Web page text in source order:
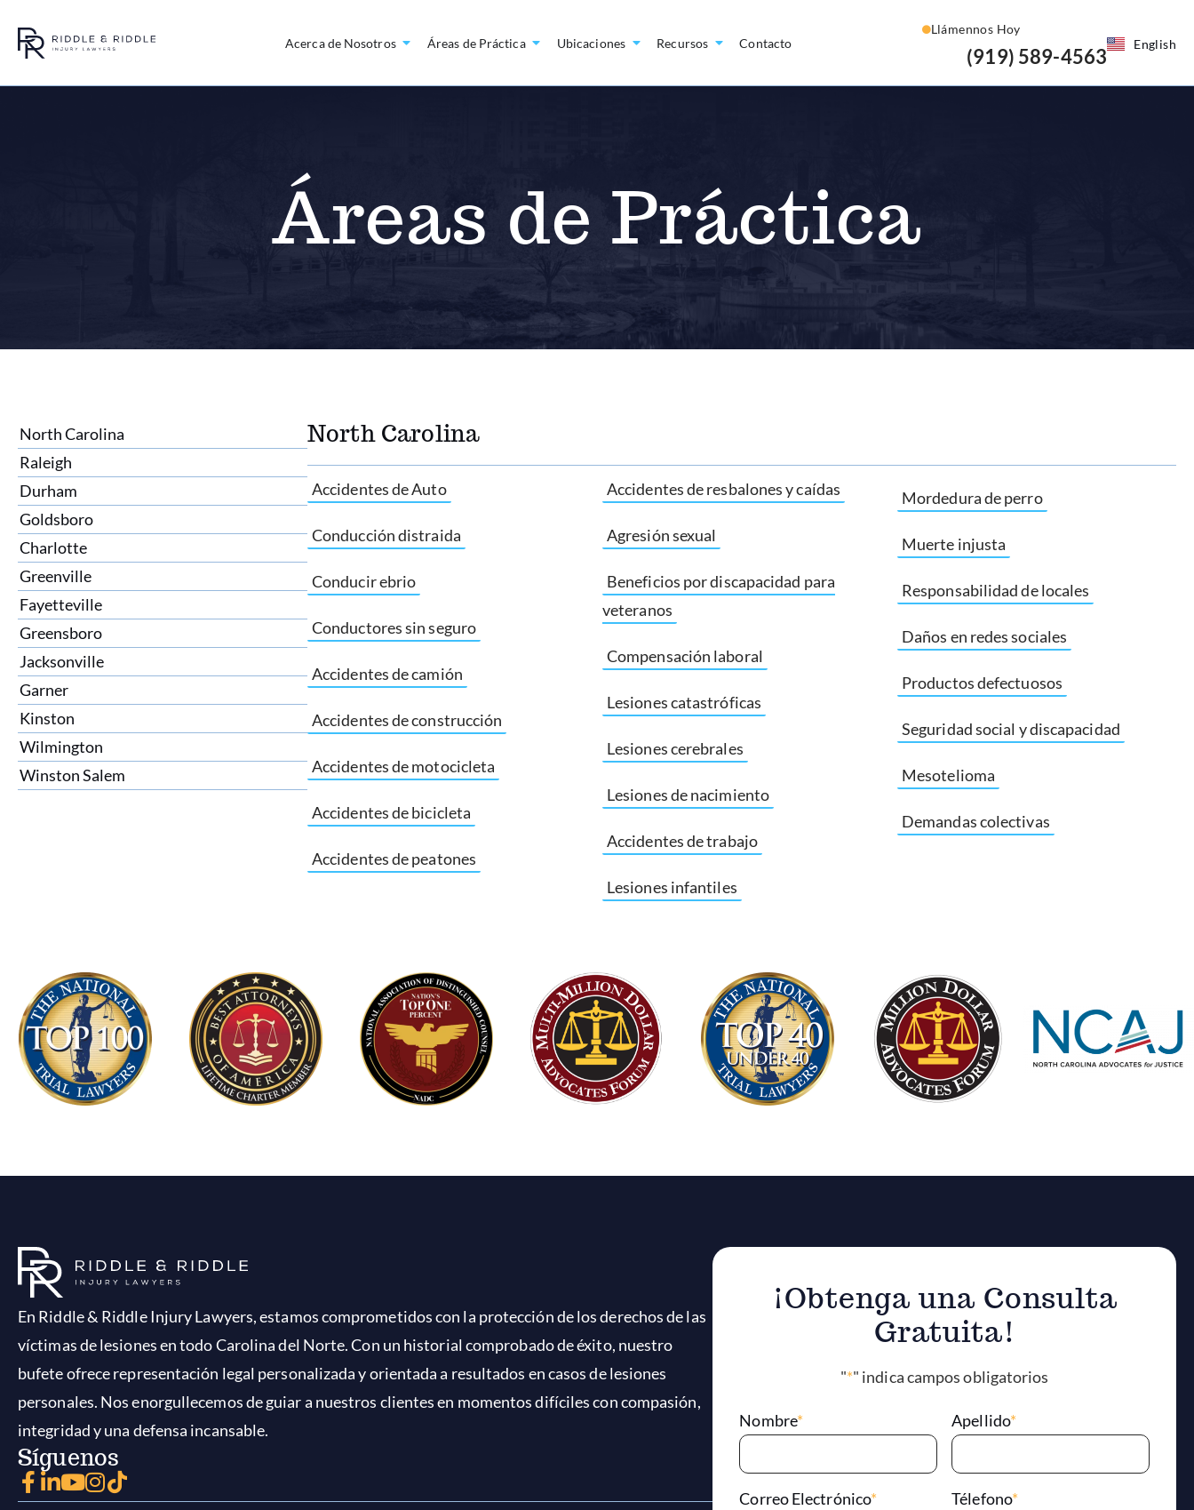
Acerca de Nosotros Áreas de Práctica Ubicaciones Recursos Contacto
Llámennos Hoy
(919) 589-4563
English
Áreas de Práctica
North Carolina
Raleigh
Durham
Goldsboro
Charlotte
Greenville
Fayetteville
Greensboro
Jacksonville
Garner
Kinston
Wilmington
Winston Salem
North Carolina
Accidentes de Auto
Conducción distraida
Conducir ebrio
Conductores sin seguro
Accidentes de camión
Accidentes de construcción
Accidentes de motocicleta
Accidentes de bicicleta
Accidentes de peatones
Accidentes de resbalones y caídas
Agresión sexual
Beneficios por discapacidad para
veteranos
Compensación laboral
Lesiones catastróficas
Lesiones cerebrales
Lesiones de nacimiento
Accidentes de trabajo
Lesiones infantiles
Mordedura de perro
Muerte injusta
Responsabilidad de locales
Daños en redes sociales
Productos defectuosos
Seguridad social y discapacidad
Mesotelioma
Demandas colectivas
En Riddle & Riddle Injury Lawyers, estamos comprometidos con la protección de los derechos de las
víctimas de lesiones en todo Carolina del Norte. Con un historial comprobado de éxito, nuestro
bufete ofrece representación legal personalizada y orientada a resultados en casos de lesiones
personales. Nos enorgullecemos de guiar a nuestros clientes en momentos difíciles con compasión,
integridad y una defensa incansable.
Síguenos
¡Obtenga una Consulta
Gratuita!
"*" indica campos obligatorios
Nombre* Apellido*
Correo Electrónico* Télefono*